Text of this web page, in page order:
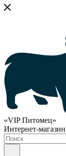
«VIP Питомец»
Интернет-